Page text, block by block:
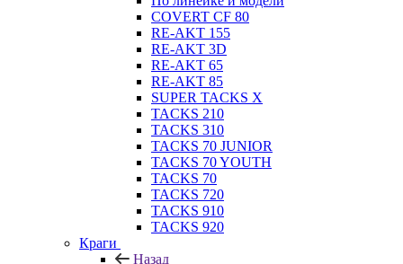
COVERT CF 80
RE-AKT 155
RE-AKT 3D
RE-AKT 65
RE-AKT 85
SUPER TACKS X
TACKS 210
TACKS 310
TACKS 70 JUNIOR
TACKS 70 YOUTH
TACKS 70
TACKS 720
TACKS 910
TACKS 920
Краги
Назад